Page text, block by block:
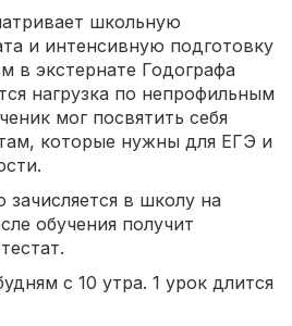
школьную
и интенсивную подготовку
в экстернате Годографа
нагрузка по непрофильным
мог посвятить себя
которые нужны для ЕГЭ и
в школу на
обучения получит
с 10 утра. 1 урок ­длится